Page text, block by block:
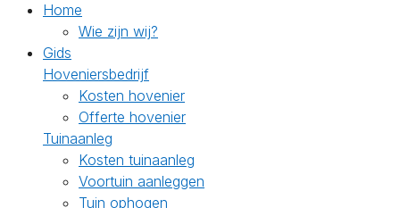
Home
Wie zijn wij?
Gids
Hoveniersbedrijf
Kosten hovenier
Offerte hovenier
Tuinaanleg
Kosten tuinaanleg
Voortuin aanleggen
Tuin ophogen